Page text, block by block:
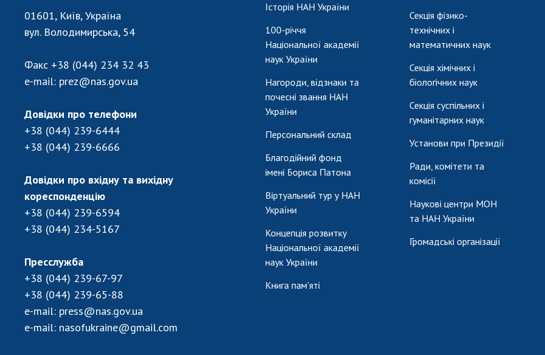
01601, Київ, Україна
вул. Володимирська, 54
Факс +38 (044) 234 32 43
e-mail: prez@nas.gov.ua
Довідки про телефони
+38 (044) 239-6444
+38 (044) 239-6666
Довідки про вхідну та вихідну
кореспонденцію
+38 (044) 239-6594
+38 (044) 234-5167
Пресслужба
+38 (044) 239-67-97
+38 (044) 239-65-88
e-mail: press@nas.gov.ua
e-mail: nasofukraine@gmail.com
Історія НАН України
100-річчя
Національної академії
наук України
Нагороди, відзнаки та
почесні звання НАН
України
Персональний склад
Благодійний фонд
імені Бориса Патона
Віртуальний тур у НАН
України
Концепція розвитку
Національної академії
наук України
Книга пам'яті
Секція фізико-
технічних і
математичних наук
Секція хімічних і
біологічних наук
Секція суспільних і
гуманітарних наук
Установи при Президії
Ради, комітети та
комісії
Наукові центри МОН
та НАН України
Громадські організації